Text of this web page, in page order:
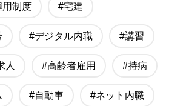
用制度 #宅建
#デジタル内職 #講習
人 #高齢者雇用 #持病
#自動車 #ネット内職